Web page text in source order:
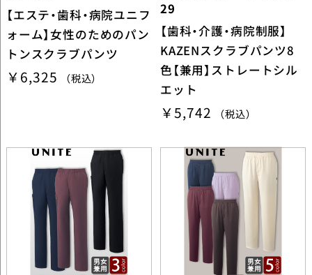
【エステ・歯科・病院ユニフ
ォーム】女性のためのパン
トンスクラブパンツ
￥6,325 （税込）
29
【歯科・介護・病院制服】
KAZENスクラブパンツ8
色【兼用】ストレートシル
エット
￥5,742 （税込）